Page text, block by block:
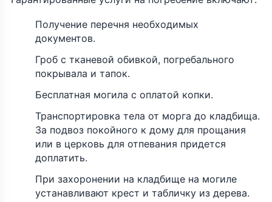
Получение перечня необходимых
документов.
Гроб с тканевой обивкой, погребального
покрывала и тапок.
Бесплатная могила с оплатой копки.
Транспортировка тела от морга до кладбища.
За подвоз покойного к дому для прощания
или в церковь для отпевания придется
доплатить.
При захоронении на кладбище на могиле
устанавливают крест и табличку из дерева.